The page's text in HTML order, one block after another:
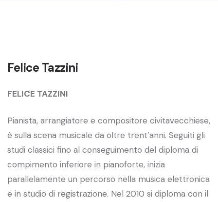
Felice Tazzini
FELICE TAZZINI
Pianista, arrangiatore e compositore civitavecchiese,
è sulla scena musicale da oltre trent’anni. Seguiti gli
studi classici fino al conseguimento del diploma di
compimento inferiore in pianoforte, inizia
parallelamente un percorso nella musica elettronica
e in studio di registrazione. Nel 2010 si diploma con il